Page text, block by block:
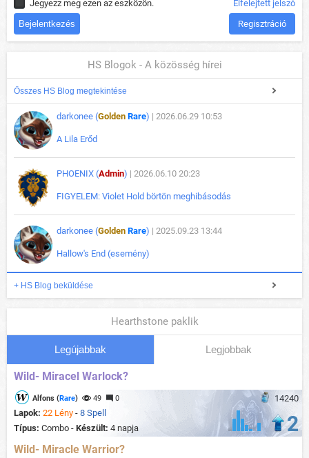
Jegyezz meg ezen az eszközön. Elfelejtett jelszó
Regisztráció
HS Blogok - A közösség hírei
Összes HS Blog megtekintése
darkonee (Golden Rare) | 2026.06.29 10:53
A Lila Erőd
PHOENIX (Admin) | 2026.06.10 20:23
FIGYELEM: Violet Hold börtön meghibásodás
darkonee (Golden Rare) | 2025.09.23 13:44
Hallow's End (esemény)
+ HS Blog beküldése
Hearthstone paklik
Legújabbak Legjobbak
Wild- Miracel Warlock?
14240
Alfons (Rare) 49 0
Lapok: 22 Lény - 8 Spell
Típus: Combo - Készült: 4 napja 2
Wild- Miracle Warrior?